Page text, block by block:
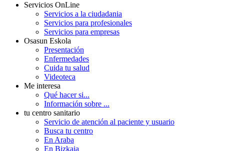
Servicios OnLine
Servicios a la ciudadania
Servicios para profesionales
Servicios para empresas
Osasun Eskola
Presentación
Enfermedades
Cuida tu salud
Videoteca
Me interesa
Qué hacer si...
Información sobre ...
tu centro sanitario
Servicio de atención al paciente y usuario
Busca tu centro
En Araba
En Bizkaia